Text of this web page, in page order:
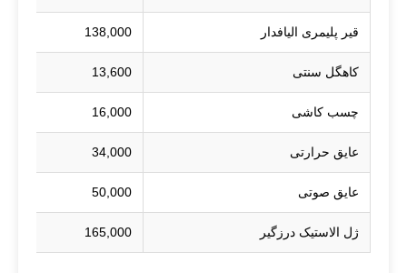
قیر پلیمری الیافدار 138,000
کاهگل سنتی 13,600
چسب کاشی 16,000
عایق حرارتی 34,000
عایق صوتی 50,000
ژل الاستیک درزگیر 165,000